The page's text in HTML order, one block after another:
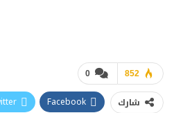
0 852
شارك Facebook